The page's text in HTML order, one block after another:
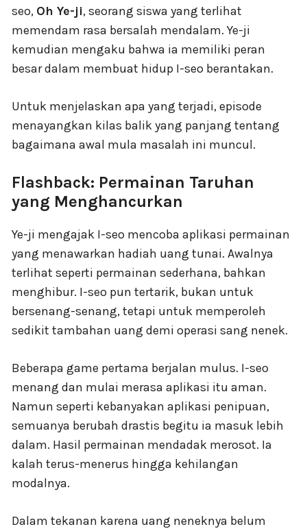
seo, Oh Ye-ji, seorang siswa yang terlihat
memendam rasa bersalah mendalam. Ye-ji
kemudian mengaku bahwa ia memiliki peran
besar dalam membuat hidup I-seo berantakan.
Untuk menjelaskan apa yang terjadi, episode
menayangkan kilas balik yang panjang tentang
bagaimana awal mula masalah ini muncul.
Flashback: Permainan Taruhan
yang Menghancurkan
Ye-ji mengajak I-seo mencoba aplikasi permainan
yang menawarkan hadiah uang tunai. Awalnya
terlihat seperti permainan sederhana, bahkan
menghibur. I-seo pun tertarik, bukan untuk
bersenang-senang, tetapi untuk memperoleh
sedikit tambahan uang demi operasi sang nenek.
Beberapa game pertama berjalan mulus. I-seo
menang dan mulai merasa aplikasi itu aman.
Namun seperti kebanyakan aplikasi penipuan,
semuanya berubah drastis begitu ia masuk lebih
dalam. Hasil permainan mendadak merosot. Ia
kalah terus-menerus hingga kehilangan
modalnya.
Dalam tekanan karena uang neneknya belum